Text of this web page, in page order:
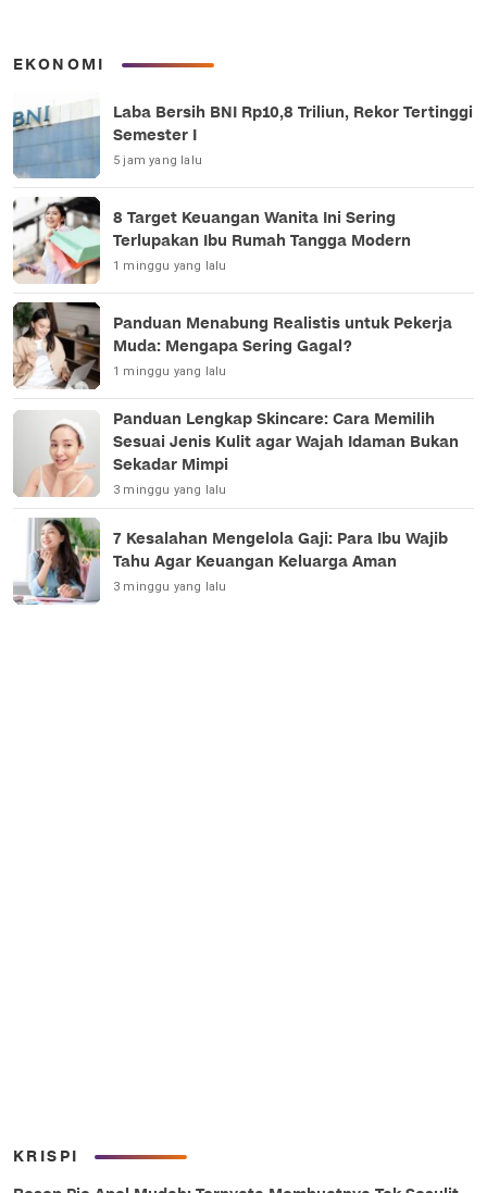
EKONOMI
Laba Bersih BNI Rp10,8 Triliun, Rekor Tertinggi
Semester I
5 jam yang lalu
8 Target Keuangan Wanita Ini Sering
Terlupakan Ibu Rumah Tangga Modern
1 minggu yang lalu
Panduan Menabung Realistis untuk Pekerja
Muda: Mengapa Sering Gagal?
1 minggu yang lalu
Panduan Lengkap Skincare: Cara Memilih
Sesuai Jenis Kulit agar Wajah Idaman Bukan
Sekadar Mimpi
3 minggu yang lalu
7 Kesalahan Mengelola Gaji: Para Ibu Wajib
Tahu Agar Keuangan Keluarga Aman
3 minggu yang lalu
KRISPI